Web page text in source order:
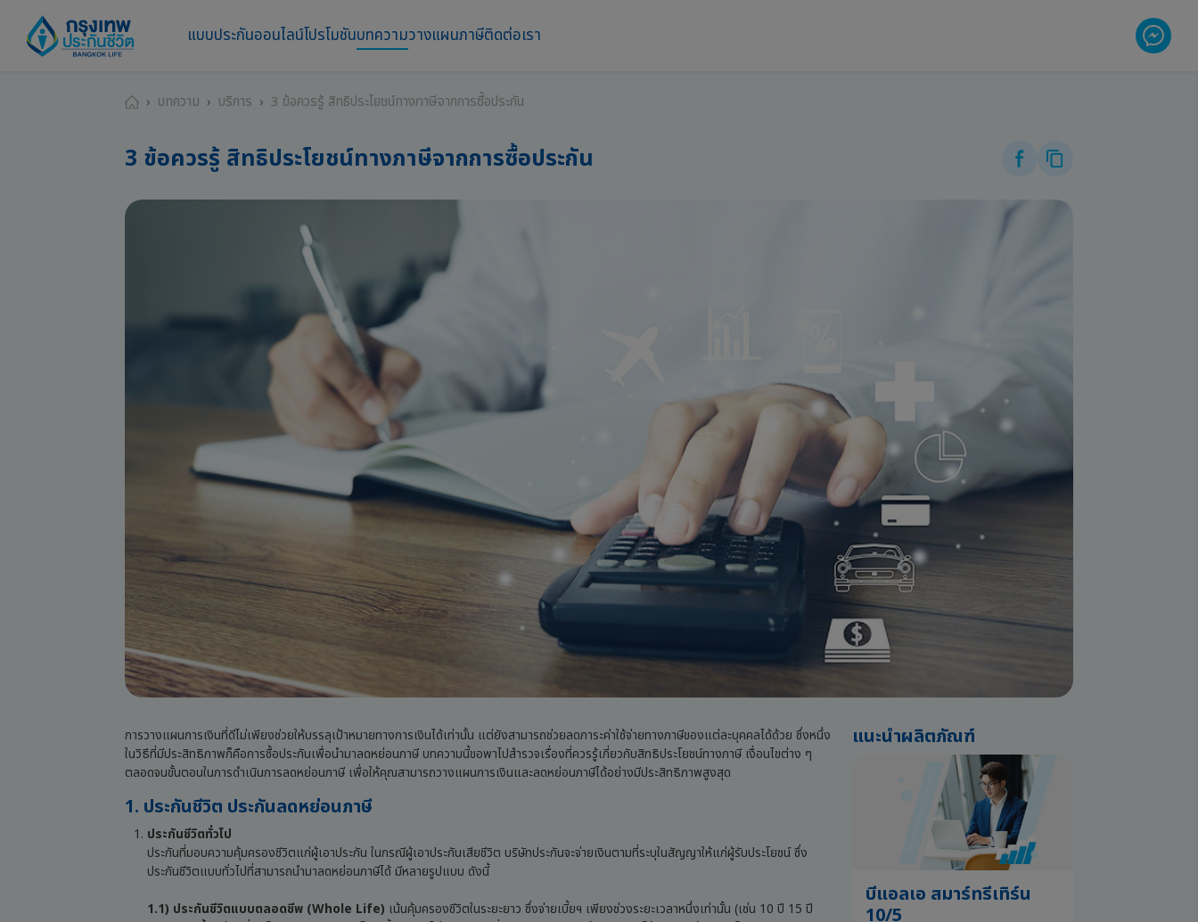
แบบประกันออนไลน์โปรโมชันบทความวางแผนภาษีติดต่อเรา
บทความ บริการ 3 ข้อควรรู้ สิทธิประโยชน์ทางภาษีจากการซื้อประกัน
3 ข้อควรรู้ สิทธิประโยชน์ทางภาษีจากการซื้อประกัน
การวางแผนการเงินที่ดีไม่เพียงช่วยให้บรรลุเป้าหมายทางการเงินได้เท่านั้น แต่ยังสามารถช่วยลดภาระค่าใช้จ่ายทางภาษีของแต่ละบุคคลได้ด้วย ซึ่งหนึ่ง
ในวิธีที่มีประสิทธิภาพก็คือการซื้อประกันเพื่อนำมาลดหย่อนภาษี บทความนี้ขอพาไปสำรวจเรื่องที่ควรรู้เกี่ยวกับสิทธิประโยชน์ทางภาษี เงื่อนไขต่าง ๆ
ตลอดจนขั้นตอนในการดำเนินการลดหย่อนภาษี เพื่อให้คุณสามารถวางแผนการเงินและลดหย่อนภาษีได้อย่างมีประสิทธิภาพสูงสุด
1. ประกันชีวิต ประกันลดหย่อนภาษี
ประกันชีวิตทั่วไป
ประกันที่มอบความคุ้มครองชีวิตแก่ผู้เอาประกัน ในกรณีผู้เอาประกันเสียชีวิต บริษัทประกันจะจ่ายเงินตามที่ระบุในสัญญาให้แก่ผู้รับประโยชน์ ซึ่ง
ประกันชีวิตแบบทั่วไปที่สามารถนำมาลดหย่อนภาษีได้ มีหลายรูปแบบ ดังนี้
1.1) ประกันชีวิตแบบตลอดชีพ (Whole Life) เน้นคุ้มครองชีวิตในระยะยาว ซึ่งจ่ายเบี้ยฯ เพียงช่วงระยะเวลาหนึ่งเท่านั้น (เช่น 10 ปี 15 ปี
แนะนำผลิตภัณฑ์
บีแอลเอ สมาร์ทรีเทิร์น
10/5